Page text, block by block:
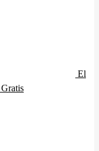
El
Gratis